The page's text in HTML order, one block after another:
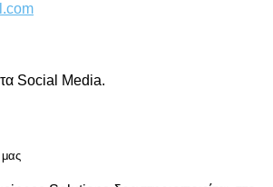
Social Media.
μας